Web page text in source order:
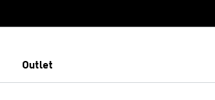
Outlet